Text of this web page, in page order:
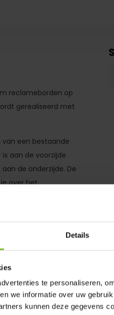
Details
te personaliseren,
we informatie over uw
kunnen deze gegevens
reclameborden op
gerealiseerd met
een bestaande
aan de voorzijde
de onderzijde. De
over het
naar kleur